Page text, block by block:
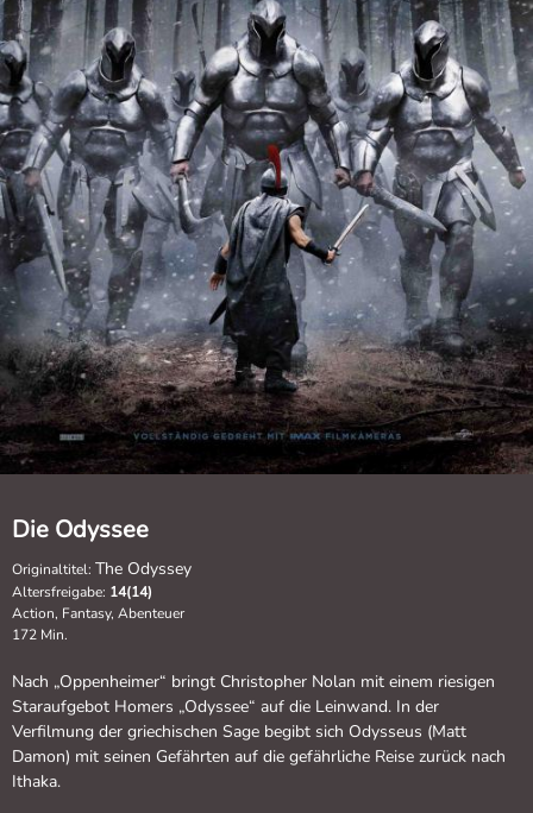
Die Odyssee
Originaltitel: The Odyssey
Altersfreigabe: 14(14)
Action, Fantasy, Abenteuer
172 Min.
Nach „Oppenheimer“ bringt Christopher Nolan mit einem riesigen
Staraufgebot Homers „Odyssee“ auf die Leinwand. In der
Verfilmung der griechischen Sage begibt sich Odysseus (Matt
Damon) mit seinen Gefährten auf die gefährliche Reise zurück nach
Ithaka.